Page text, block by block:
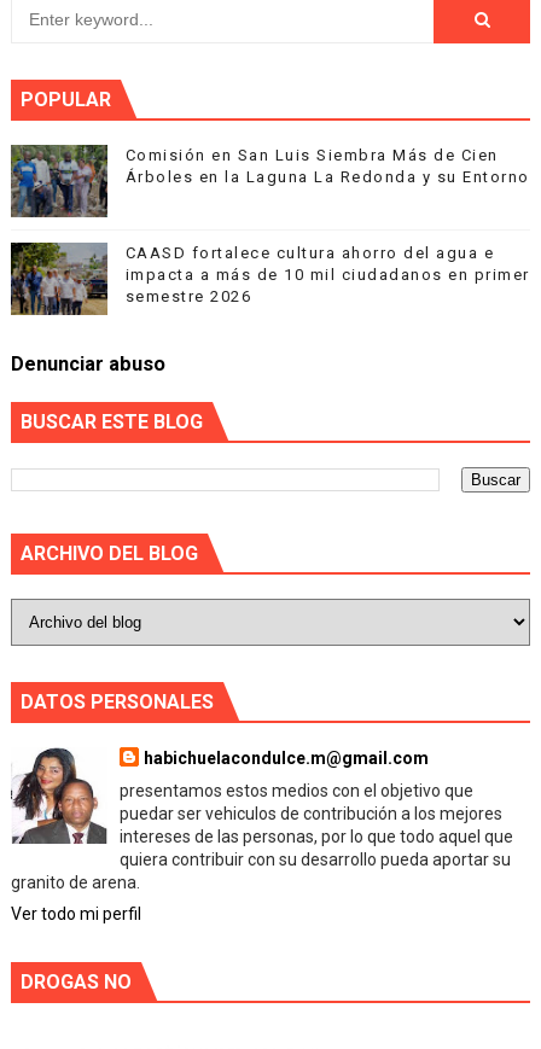
POPULAR
Comisión en San Luis Siembra Más de Cien
Árboles en la Laguna La Redonda y su Entorno
CAASD fortalece cultura ahorro del agua e
impacta a más de 10 mil ciudadanos en primer
semestre 2026
Denunciar abuso
BUSCAR ESTE BLOG
ARCHIVO DEL BLOG
DATOS PERSONALES
habichuelacondulce.m@gmail.com
presentamos estos medios con el objetivo que
puedar ser vehiculos de contribución a los mejores
intereses de las personas, por lo que todo aquel que
quiera contribuir con su desarrollo pueda aportar su
granito de arena.
Ver todo mi perfil
DROGAS NO